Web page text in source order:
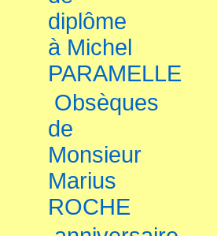
diplôme
à Michel
PARAMELLE
Obsèques
de
Monsieur
Marius
ROCHE